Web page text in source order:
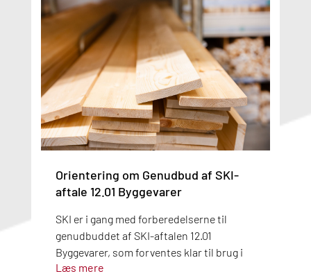
Orientering om Genudbud af SKI-
aftale 12.01 Byggevarer
SKI er i gang med forberedelserne til
genudbuddet af SKI-aftalen 12.01
Byggevarer, som forventes klar til brug i
Q2 2027. I oktober 2026 sendes det
Læs mere